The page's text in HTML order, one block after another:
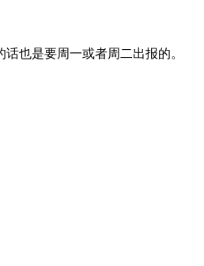
也是要周一或者周二出报的。